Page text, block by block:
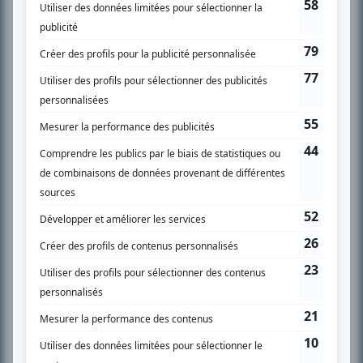
SUR LE RÉSEAU BIZZ MÉDIA
PLAN DU SITE
Accueil
Liste des oeuvres
Recherche avancée
À propos
Nous contacter
Termes et conditions
Politique de confidentialité
Gestion du consentement